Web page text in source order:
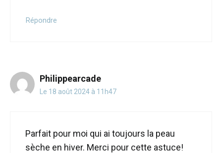
Répondre
Philippearcade
Le 18 août 2024 à 11h47
Parfait pour moi qui ai toujours la peau
sèche en hiver. Merci pour cette astuce!